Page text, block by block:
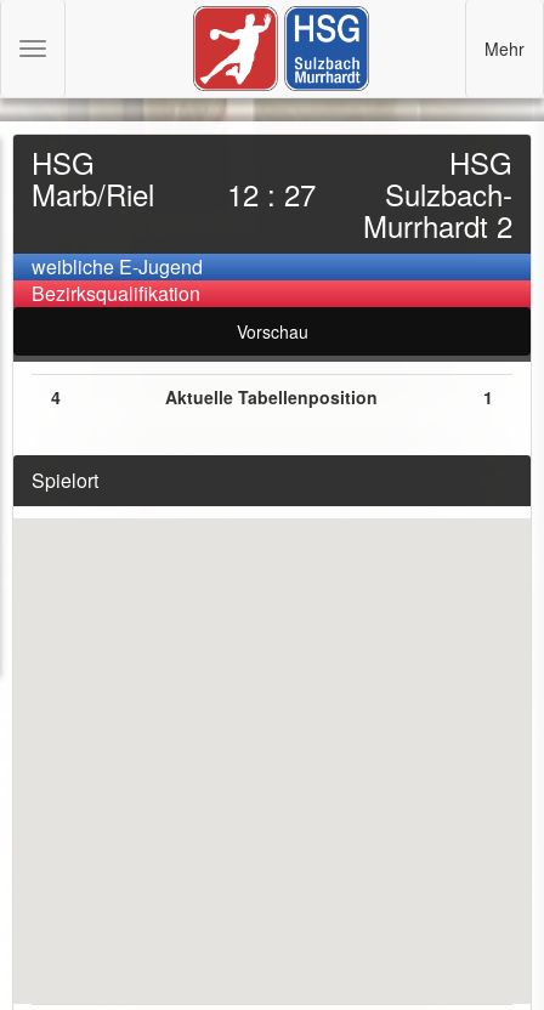
HSG
Marb/Riel 12 : 27
HSG
Sulzbach-
Murrhardt 2
weibliche E-Jugend
Bezirksqualifikation
Vorschau
4 Aktuelle Tabellenposition 1
Spielort
Toggle
Mehr